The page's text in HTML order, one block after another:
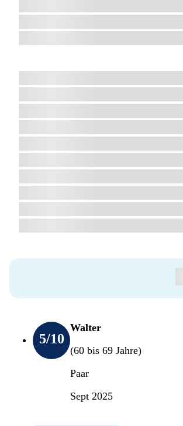
5/10
Walter
(60 bis 69 Jahre)
Paar
Sept 2025